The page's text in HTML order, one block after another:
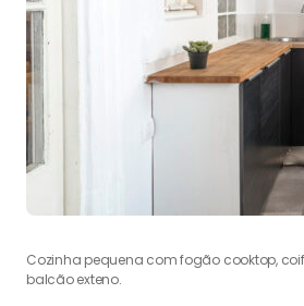
Cozinha pequena com fogão cooktop,
balcão exteno.